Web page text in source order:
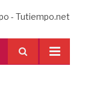
- Tutiempo.net